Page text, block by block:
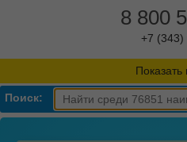
8 800
+7 (343)
Поиск: